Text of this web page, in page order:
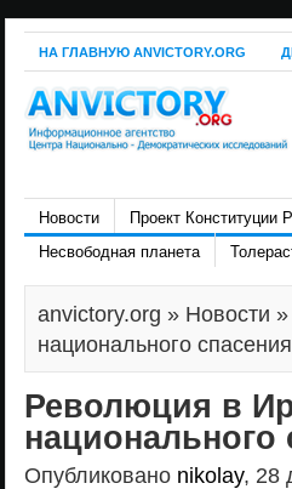
НА ГЛАВНУЮ ANVICTORY.ORG
Новости Проект Конституции
Несвободная планета
anvictory.org » Новости
национального
Революция в
Опубликовано nikolay, 28